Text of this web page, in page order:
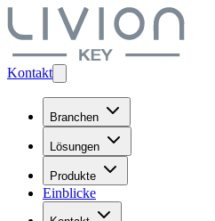
Kontakt
Branchen
Lösungen
Produkte
Einblicke